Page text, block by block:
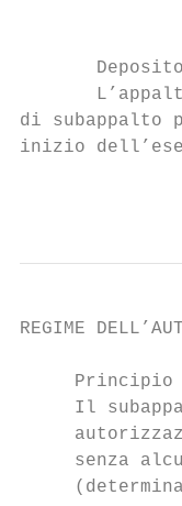
di subappalto
inizio
REGIME
Principio
Il
senza